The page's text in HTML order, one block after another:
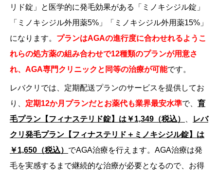
リド錠」と医学的に発毛効果がある「ミノキシジル錠」
「ミノキシジル外用薬5%」「ミノキシジル外用薬15%」
になります。 プランはAGAの進行度に合わせれるようこ
れらの処方薬の組み合わせで12種類のプランが用意さ
れ、AGA専門クリニックと同等の治療が可能です。
レバクリでは、定期配送プランのサービスを提供してお
り、 定期12か月プランだとお薬代も業界最安水準で、 育
毛プラン【フィナステリド錠】は￥1,349（税込）
レバ
クリ発毛プラン【フィナステリド＋ミノキシジル錠】は
￥1,650（税込） でAGA治療を行えます。AGA治療は発
毛を実感するまで継続的な治療が必要となるので、お得